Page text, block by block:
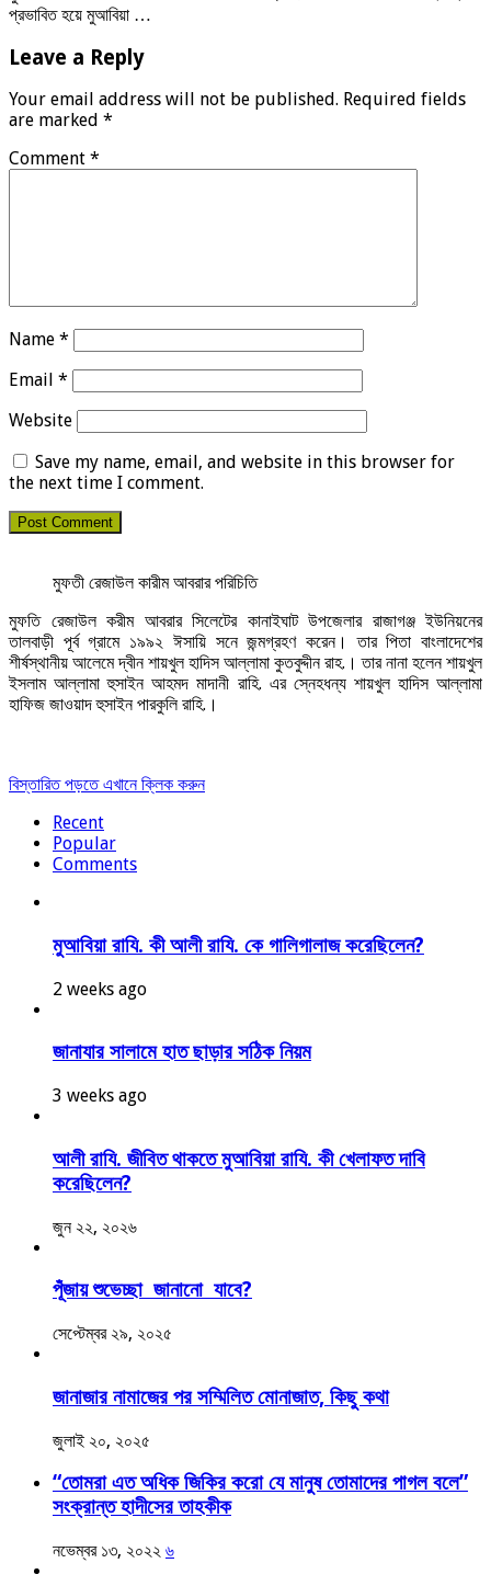
প্রভাবিত হয়ে মুআবিয়া …
Leave a Reply
Your email address will not be published. Required fields
are marked *
Comment *
Name *
Email *
Website
Save my name, email, and website in this browser for
the next time I comment.
মুফতী রেজাউল কারীম আবরার পরিচিতি
মুফতি রেজাউল করীম আবরার সিলেটের কানাইঘাট উপজেলার রাজাগঞ্জ ইউনিয়নের
তালবাড়ী পূর্ব গ্রামে ১৯৯২ ঈসায়ি সনে জন্মগ্রহণ করেন। তার পিতা বাংলাদেশের
শীর্ষস্থানীয় আলেমে দ্বীন শায়খুল হাদিস আল্লামা কুতবুদ্দীন রাহ.। তার নানা হলেন শায়খুল
ইসলাম আল্লামা হুসাইন আহমদ মাদানী রাহি. এর স্নেহধন্য শায়খুল হাদিস আল্লামা
হাফিজ জাওয়াদ হুসাইন পারকুলি রাহি.।
বিস্তারিত পড়তে এখানে ক্লিক করুন
Recent
Popular
Comments
মুআবিয়া রাযি. কী আলী রাযি. কে গালিগালাজ করেছিলেন?
2 weeks ago
জানাযার সালামে হাত ছাড়ার সঠিক নিয়ম
3 weeks ago
আলী রাযি. জীবিত থাকতে মুআবিয়া রাযি. কী খেলাফত দাবি
করেছিলেন?
জুন ২২, ২০২৬
পূঁজায় শুভেচ্ছা জানানো যাবে?
সেপ্টেম্বর ২৯, ২০২৫
জানাজার নামাজের পর সম্মিলিত মোনাজাত, কিছু কথা
জুলাই ২০, ২০২৫
“তোমরা এত অধিক জিকির করো যে মানুষ তোমাদের পাগল বলে”
সংক্রান্ত হাদীসের তাহকীক
নভেম্বর ১৩, ২০২২ ৬